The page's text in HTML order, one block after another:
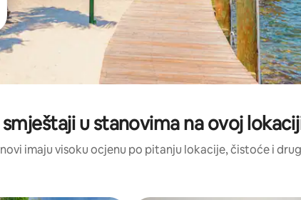
u stanovima na ovoj
imaju visoku ocjenu po pitanju lokacije, čistoće i